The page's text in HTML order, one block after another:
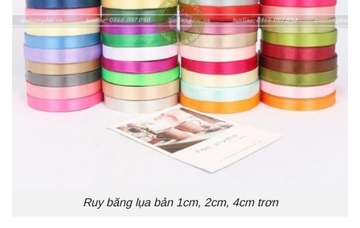
Ruy băng lụa bản 1cm, 2cm, 4cm trơn